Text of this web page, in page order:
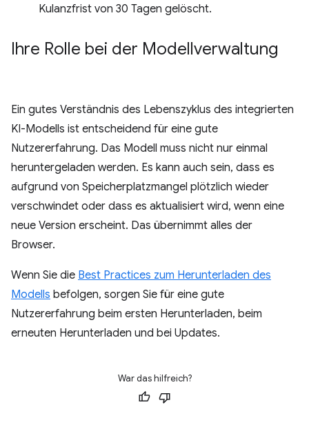
Kulanzfrist von 30 Tagen gelöscht.
Ihre Rolle bei der Modellverwaltung
Ein gutes Verständnis des Lebenszyklus des integrierten
KI-Modells ist entscheidend für eine gute
Nutzererfahrung. Das Modell muss nicht nur einmal
heruntergeladen werden. Es kann auch sein, dass es
aufgrund von Speicherplatzmangel plötzlich wieder
verschwindet oder dass es aktualisiert wird, wenn eine
neue Version erscheint. Das übernimmt alles der
Browser.
Wenn Sie die Best Practices zum Herunterladen des
Modells befolgen, sorgen Sie für eine gute
Nutzererfahrung beim ersten Herunterladen, beim
erneuten Herunterladen und bei Updates.
War das hilfreich?